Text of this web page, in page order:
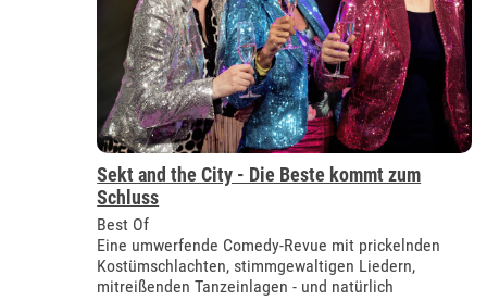
Sekt and the City - Die Beste kommt zum
Schluss
Best Of
Eine umwerfende Comedy-Revue mit prickelnden
Kostümschlachten, stimmgewaltigen Liedern,
mitreißenden Tanzeinlagen - und natürlich